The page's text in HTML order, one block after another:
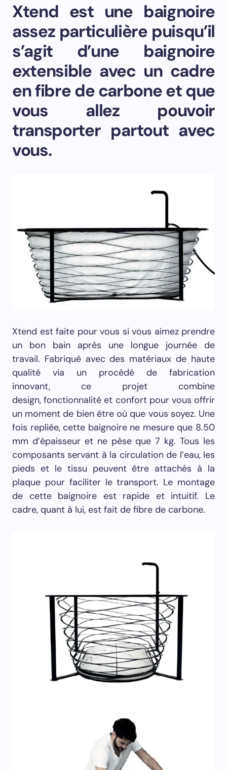
Xtend est une baignoire
assez particulière puisqu’il
s’agit d’une baignoire
extensible avec un cadre
en fibre de carbone et que
vous allez pouvoir
transporter partout avec
vous.
Xtend est faite pour vous si vous aimez prendre
un bon bain après une longue journée de
travail. Fabriqué avec des matériaux de haute
qualité via un procédé de fabrication
innovant, ce projet combine
design, fonctionnalité et confort pour vous offrir
un moment de bien être où que vous soyez. Une
fois repliée, cette baignoire ne mesure que 8.50
mm d’épaisseur et ne pèse que 7 kg. Tous les
composants servant à la circulation de l’eau, les
pieds et le tissu peuvent être attachés à la
plaque pour faciliter le transport. Le montage
de cette baignoire est rapide et intuitif. Le
cadre, quant à lui, est fait de fibre de carbone.